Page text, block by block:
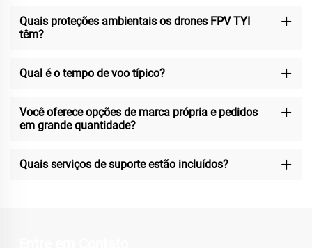
Quais proteções ambientais os drones FPV TYI
têm?
Qual é o tempo de voo típico?
Você oferece opções de marca própria e pedidos
em grande quantidade?
Quais serviços de suporte estão incluídos?